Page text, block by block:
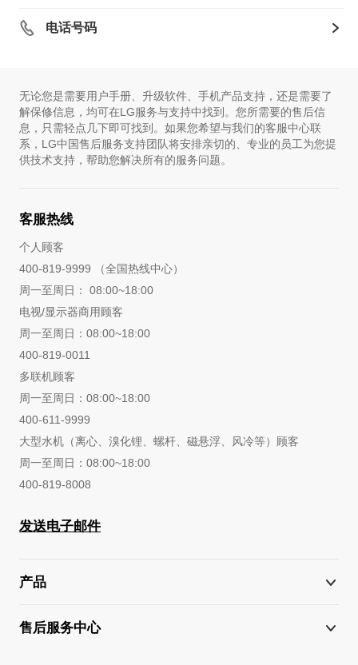
电话号码
无论您是需要用户手册、升级软件、手机产品支持，还是需要了
解保修信息，均可在LG服务与支持中找到。您所需要的售后信
息，只需轻点几下即可找到。如果您希望与我们的客服中心联
系，LG中国售后服务支持团队将安排亲切的、专业的员工为您提
供技术支持，帮助您解决所有的服务问题。
客服热线
个人顾客
400-819-9999 （全国热线中心）
周一至周日： 08:00~18:00
电视/显示器商用顾客
周一至周日：08:00~18:00
400-819-0011
多联机顾客
周一至周日：08:00~18:00
400-611-9999
大型水机（离心、溴化锂、螺杆、磁悬浮、风冷等）顾客
周一至周日：08:00~18:00
400-819-8008
发送电子邮件
产品
售后服务中心